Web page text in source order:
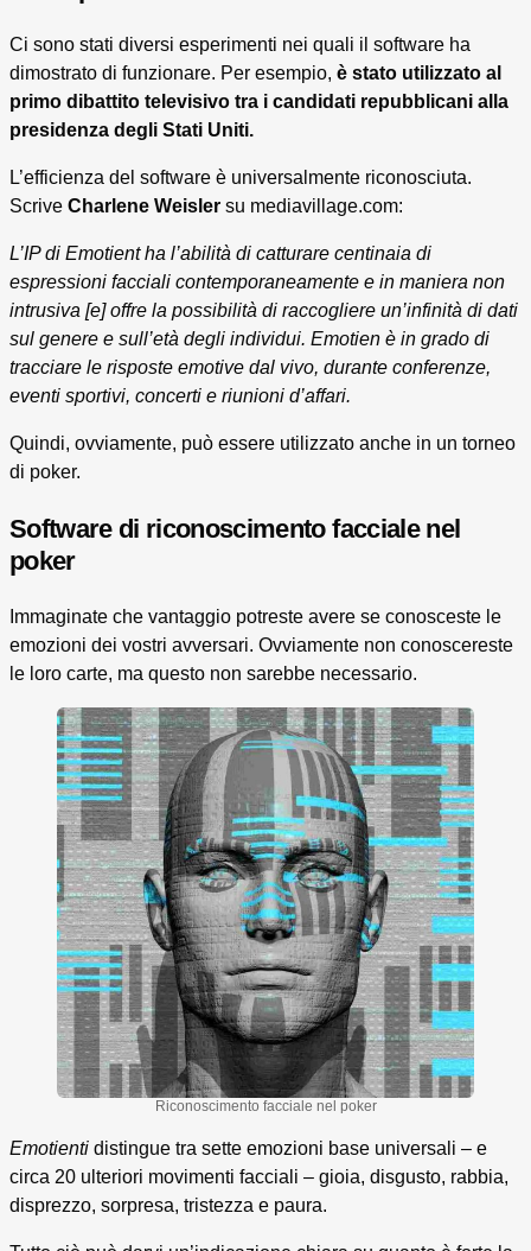
Ci sono stati diversi esperimenti nei quali il software ha
dimostrato di funzionare. Per esempio, è stato utilizzato al
primo dibattito televisivo tra i candidati repubblicani alla
presidenza degli Stati Uniti.
L’efficienza del software è universalmente riconosciuta.
Scrive Charlene Weisler su mediavillage.com:
L’IP di Emotient ha l’abilità di catturare centinaia di
espressioni facciali contemporaneamente e in maniera non
intrusiva [e] offre la possibilità di raccogliere un’infinità di dati
sul genere e sull’età degli individui. Emotien è in grado di
tracciare le risposte emotive dal vivo, durante conferenze,
eventi sportivi, concerti e riunioni d’affari.
Quindi, ovviamente, può essere utilizzato anche in un torneo
di poker.
Software di riconoscimento facciale nel
poker
Immaginate che vantaggio potreste avere se conosceste le
emozioni dei vostri avversari. Ovviamente non conoscereste
le loro carte, ma questo non sarebbe necessario.
Riconoscimento facciale nel poker
Emotienti distingue tra sette emozioni base universali – e
circa 20 ulteriori movimenti facciali – gioia, disgusto, rabbia,
disprezzo, sorpresa, tristezza e paura.